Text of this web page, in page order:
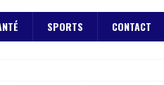
SPORTS CONTACT